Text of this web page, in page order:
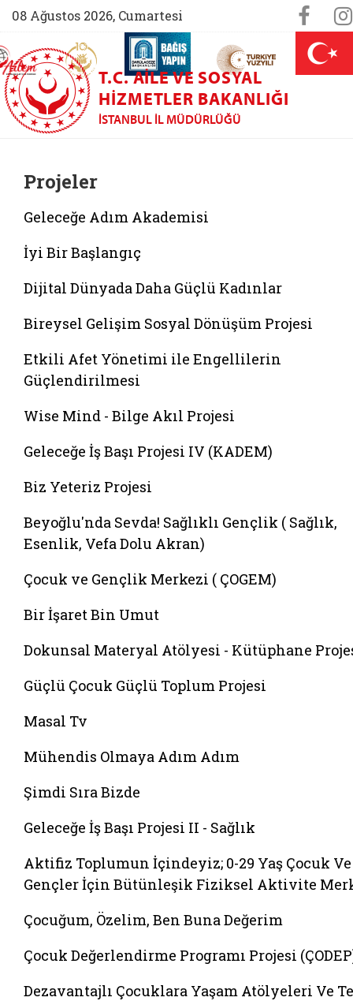
08 Ağustos 2026, Cumartesi
(yeni sekmede açılır)
AİLEM İletişim Merkezi (yeni sekmede açılır)
Aile ve Nüfus On Yılı (yeni sekmede açılır)
Darülaceze bağış sayfası (yeni
T.C. AILE VE SOSYAL
HIZMETLER BAKANLIĞI
İSTANBUL İL MÜDÜRLÜĞÜ
Projeler
Geleceğe Adım Akademisi
İyi Bir Başlangıç
Dijital Dünyada Daha Güçlü Kadınlar
Bireysel Gelişim Sosyal Dönüşüm Projesi
Etkili Afet Yönetimi ile Engellilerin
Güçlendirilmesi
Wise Mind - Bilge Akıl Projesi
Geleceğe İş Başı Projesi IV (KADEM)
Biz Yeteriz Projesi
Beyoğlu'nda Sevda! Sağlıklı Gençlik ( Sağlık,
Esenlik, Vefa Dolu Akran)
Çocuk ve Gençlik Merkezi ( ÇOGEM)
Bir İşaret Bin Umut
Dokunsal Materyal Atölyesi - Kütüphane
Güçlü Çocuk Güçlü Toplum Projesi
Masal Tv
Mühendis Olmaya Adım Adım
Şimdi Sıra Bizde
Geleceğe İş Başı Projesi II - Sağlık
Aktifiz Toplumun İçindeyiz; 0-29 Yaş Çocuk Ve
Gençler İçin Bütünleşik Fiziksel Aktivite
Çocuğum, Özelim, Ben Buna Değerim
Çocuk Değerlendirme Programı Projesi
Dezavantajlı Çocuklara Yaşam Atölyeleri Ve